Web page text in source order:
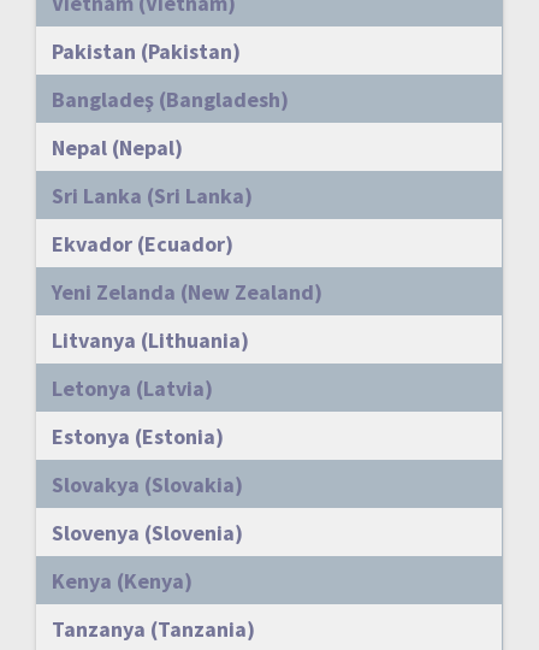
Pakistan (Pakistan)
Bangladeş (Bangladesh)
Nepal (Nepal)
Sri Lanka (Sri Lanka)
Ekvador (Ecuador)
Yeni Zelanda (New Zealand)
Litvanya (Lithuania)
Letonya (Latvia)
Estonya (Estonia)
Slovakya (Slovakia)
Slovenya (Slovenia)
Kenya (Kenya)
Tanzanya (Tanzania)